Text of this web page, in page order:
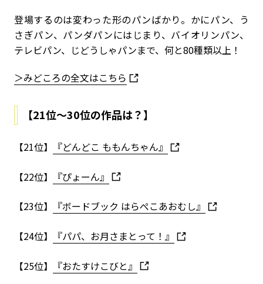
登場するのは変わった形のパンばかり。かにパン、う
さぎパン、パンダパンにはじまり、バイオリンパン、
テレビパン、じどうしゃパンまで、何と80種類以上！
＞みどころの全文はこちら
【21位～30位の作品は？】
【21位】 『どんどこ ももんちゃん』
【22位】 『ぴょーん』
【23位】 『ボードブック はらぺこあおむし』
【24位】 『パパ、お月さまとって！』
【25位】 『おたすけこびと』